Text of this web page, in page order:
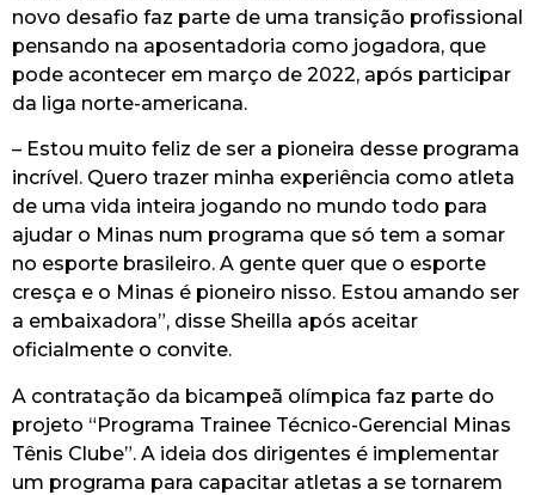
novo desafio faz parte de uma transição profissional
pensando na aposentadoria como jogadora, que
pode acontecer em março de 2022, após participar
da liga norte-americana.
– Estou muito feliz de ser a pioneira desse programa
incrível. Quero trazer minha experiência como atleta
de uma vida inteira jogando no mundo todo para
ajudar o Minas num programa que só tem a somar
no esporte brasileiro. A gente quer que o esporte
cresça e o Minas é pioneiro nisso. Estou amando ser
a embaixadora”, disse Sheilla após aceitar
oficialmente o convite.
A contratação da bicampeã olímpica faz parte do
projeto “Programa Trainee Técnico-Gerencial Minas
Tênis Clube”. A ideia dos dirigentes é implementar
um programa para capacitar atletas a se tornarem